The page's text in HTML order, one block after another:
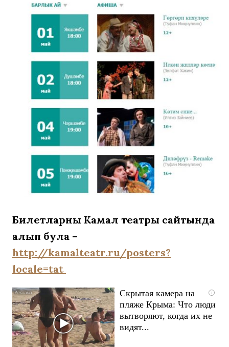
Билетларны Камал театры сайтында
алып була –
http://kamalteatr.ru/posters?
locale=tat
i
Скрытая камера на
пляже Крыма: Что люди
вытворяют, когда их не
видят...